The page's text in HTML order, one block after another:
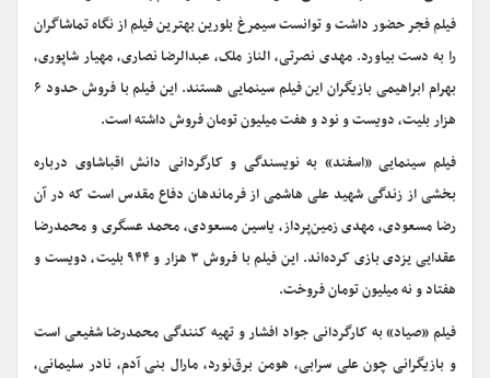
فیلم فجر حضور داشت و توانست سیمرغ بلورین بهترین فیلم از نگاه تماشاگران
را به دست بیاورد. مهدی نصرتی، الناز ملک، عبدالرضا نصاری، مهیار شاپوری،
بهرام ابراهیمی بازیگران این فیلم سینمایی هستند. این فیلم با فروش حدود ۶
هزار بلیت، دویست و نود و هفت میلیون تومان فروش داشته است.
فیلم سینمایی «اسفند» به نویسندگی و کارگردانی دانش اقباشاوی درباره
بخشی از زندگی شهید علی هاشمی از فرماندهان دفاع مقدس است که در آن
رضا مسعودی، مهدی زمین‌پرداز، یاسین مسعودی، محمد عسگری و محمدرضا
عقدایی یزدی بازی کرده‌اند. این فیلم با فروش ۳ هزار و ۹۴۴ بلیت، دویست و
هفتاد و نه میلیون تومان فروخت.
فیلم «صیاد» به کارگردانی جواد افشار و تهیه کنندگی محمدرضا شفیعی است
و بازیگرانی چون علی سرابی، هومن برق‌نورد، مارال بنی آدم، نادر سلیمانی،